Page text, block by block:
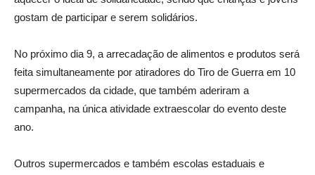
gostam de participar e serem solidários.
No próximo dia 9, a arrecadação de alimentos e produtos será
feita simultaneamente por atiradores do Tiro de Guerra em 10
supermercados da cidade, que também aderiram a
campanha, na única atividade extraescolar do evento deste
ano.
Outros supermercados e também escolas estaduais e